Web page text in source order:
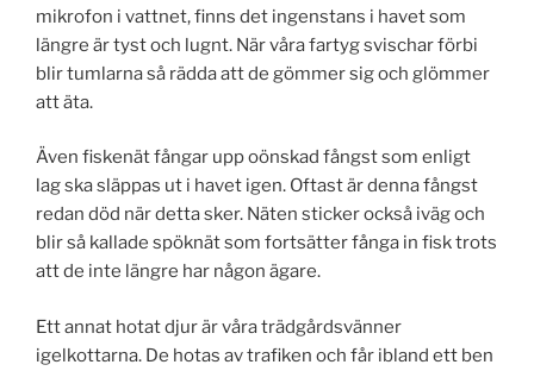
mikrofon i vattnet, finns det ingenstans i havet som
längre är tyst och lugnt. När våra fartyg svischar förbi
blir tumlarna så rädda att de gömmer sig och glömmer
att äta.
Även fiskenät fångar upp oönskad fångst som enligt
lag ska släppas ut i havet igen. Oftast är denna fångst
redan död när detta sker. Näten sticker också iväg och
blir så kallade spöknät som fortsätter fånga in fisk trots
att de inte längre har någon ägare.
Ett annat hotat djur är våra trädgårdsvänner
igelkottarna. De hotas av trafiken och får ibland ett ben